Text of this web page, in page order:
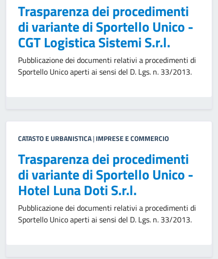
Trasparenza dei procedimenti
di variante di Sportello Unico -
CGT Logistica Sistemi S.r.l.
Pubblicazione dei documenti relativi a procedimenti di
Sportello Unico aperti ai sensi del D. Lgs. n. 33/2013.
CATASTO E URBANISTICA|IMPRESE E COMMERCIO
Trasparenza dei procedimenti
di variante di Sportello Unico -
Hotel Luna Doti S.r.l.
Pubblicazione dei documenti relativi a procedimenti di
Sportello Unico aperti ai sensi del D. Lgs. n. 33/2013.